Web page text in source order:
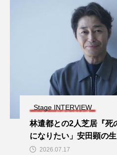
Stage INTERVIEW
林遣都との2人芝居『死
になりたい」安田顕の
2026.07.17